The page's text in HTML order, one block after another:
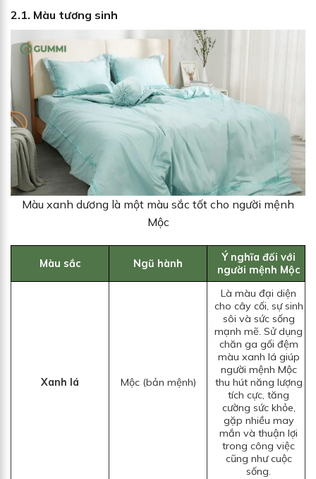
2.1. Màu tương sinh
Màu xanh dương là một màu sắc tốt cho người mệnh
Mộc
Màu sắc Ngũ hành
Ý nghĩa đối với
người mệnh Mộc
Xanh lá Mộc (bản mệnh)
Là màu đại diện
cho cây cối, sự sinh
sôi và sức sống
mạnh mẽ. Sử dụng
chăn ga gối đệm
màu xanh lá giúp
người mệnh Mộc
thu hút năng lượng
tích cực, tăng
cường sức khỏe,
gặp nhiều may
mắn và thuận lợi
trong công việc
cũng như cuộc
sống.